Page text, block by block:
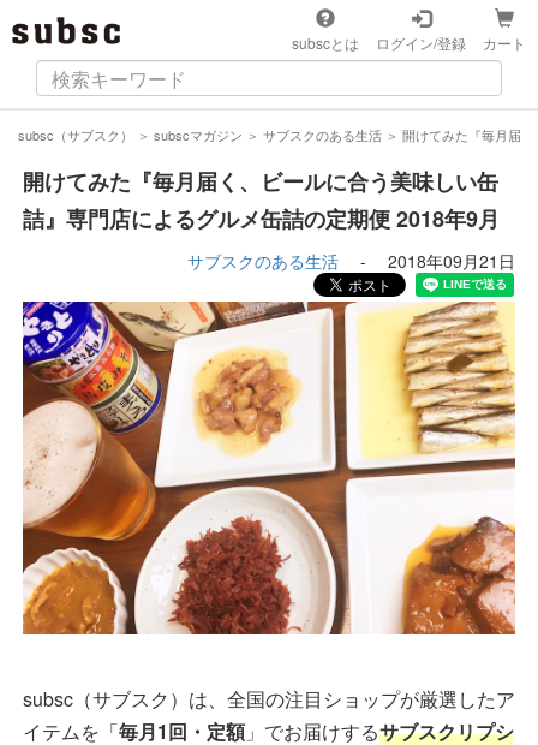
subscとは ログイン/登録 カート
subsc（サブスク） ＞ subscマガジン ＞ サブスクのある生活 ＞ 開けてみた『毎月届
開けてみた『毎月届く、ビールに合う美味しい缶
詰』専門店によるグルメ缶詰の定期便 2018年9月
サブスクのある生活 - 2018年09月21日
subsc（サブスク）は、全国の注目ショップが厳選したア
イテムを「毎月1回・定額」でお届けするサブスクリプシ